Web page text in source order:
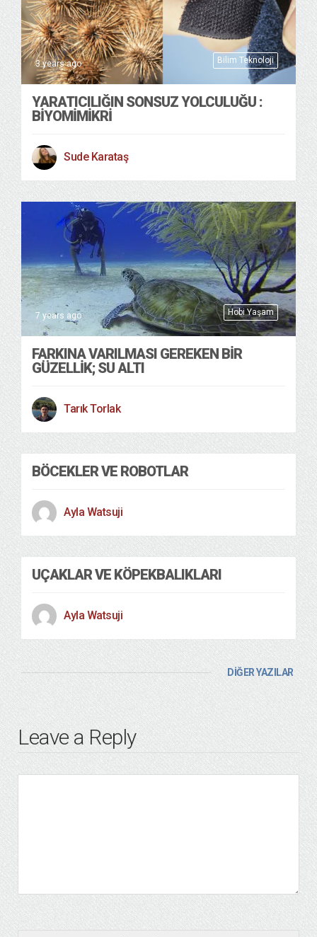
Bilim Teknoloji
3 years ago
YARATICILIĞIN SONSUZ YOLCULUĞU :
BIYOMIMIKRI
Sude Karataş
Hobi Yaşam
7 years ago
FARKINA VARILMASI GEREKEN BİR
GÜZELLİK; SU ALTI
Tarık Torlak
BÖCEKLER VE ROBOTLAR
Ayla Watsuji
UÇAKLAR VE KÖPEKBALIKLARI
Ayla Watsuji
DİĞER YAZILAR
Leave a Reply